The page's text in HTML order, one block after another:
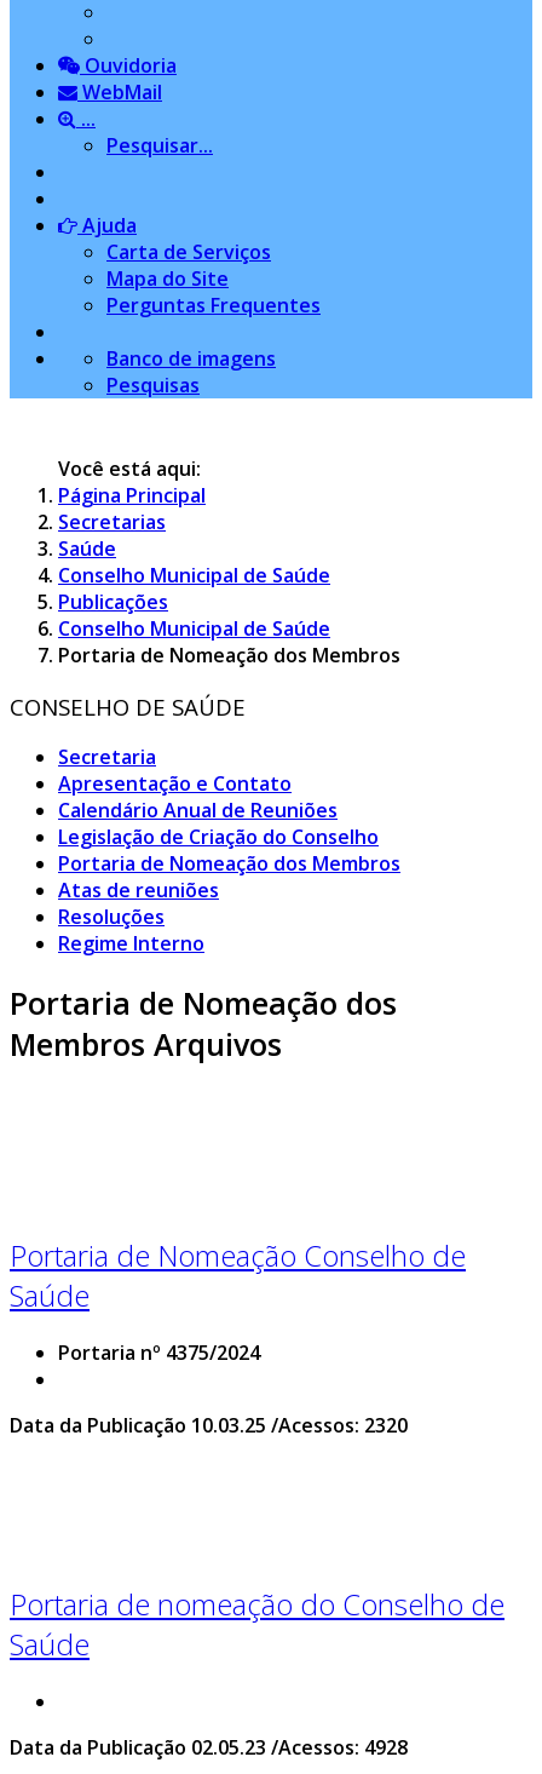
Ouvidoria
WebMail
...
Pesquisar...
Ajuda
Carta de Serviços
Mapa do Site
Perguntas Frequentes
Banco de imagens
Pesquisas
Você está aqui:
Página Principal
Secretarias
Saúde
Conselho Municipal de Saúde
Publicações
Conselho Municipal de Saúde
Portaria de Nomeação dos Membros
CONSELHO DE SAÚDE
Secretaria
Apresentação e Contato
Calendário Anual de Reuniões
Legislação de Criação do Conselho
Portaria de Nomeação dos Membros
Atas de reuniões
Resoluções
Regime Interno
Portaria de Nomeação dos
Membros Arquivos
Portaria de Nomeação Conselho de
Saúde
Portaria nº 4375/2024
Data da Publicação 10.03.25 /Acessos: 2320
Portaria de nomeação do Conselho de
Saúde
Data da Publicação 02.05.23 /Acessos: 4928